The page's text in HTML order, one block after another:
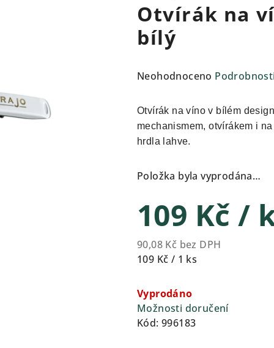
Otvírák na
bílý
Průměrné
produktu
0,0
z
hvězdiček.
Neohodnoceno
Otvírák na víno v bílém
mechanismem, otvírákem i
hrdla lahve.
Položka byla vyprodána…
109 Kč /
90,08 Kč bez DPH
Měrná
109 Kč / 1 ks
Vyprodáno
Možnosti doručení
Kód: 996183